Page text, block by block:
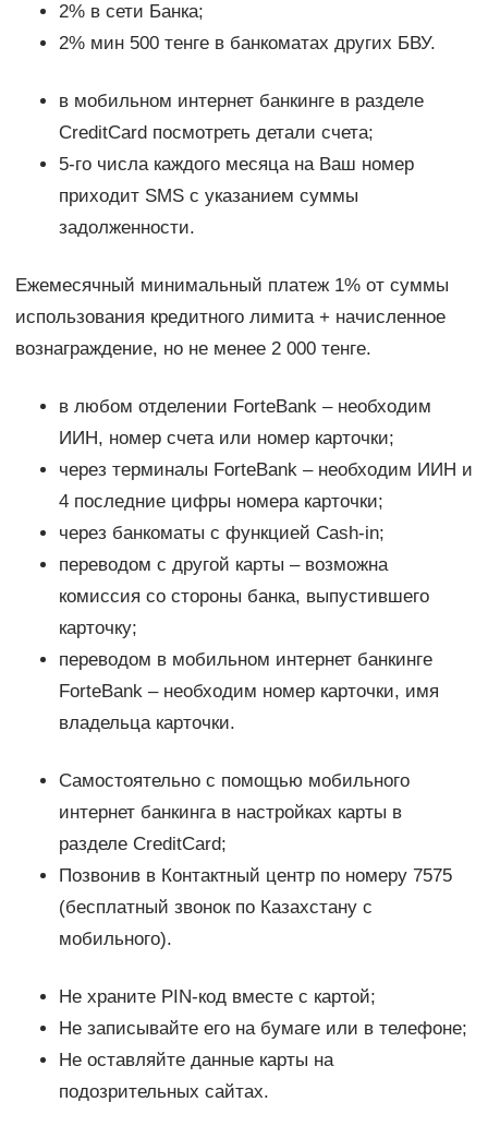
2% в сети Банка;
2% мин 500 тенге в банкоматах других БВУ.
в мобильном интернет банкинге в разделе
CreditCard посмотреть детали счета;
5-го числа каждого месяца на Ваш номер
приходит SMS с указанием суммы
задолженности.
Ежемесячный минимальный платеж 1% от суммы
использования кредитного лимита + начисленное
вознаграждение, но не менее 2 000 тенге.
в любом отделении ForteBank – необходим
ИИН, номер счета или номер карточки;
через терминалы ForteBank – необходим ИИН и
4 последние цифры номера карточки;
через банкоматы с функцией Cash-in;
переводом с другой карты – возможна
комиссия со стороны банка, выпустившего
карточку;
переводом в мобильном интернет банкинге
ForteBank – необходим номер карточки, имя
владельца карточки.
Самостоятельно с помощью мобильного
интернет банкинга в настройках карты в
разделе CreditCard;
Позвонив в Контактный центр по номеру 7575
(бесплатный звонок по Казахстану с
мобильного).
Не храните PIN-код вместе с картой;
Не записывайте его на бумаге или в телефоне;
Не оставляйте данные карты на
подозрительных сайтах.